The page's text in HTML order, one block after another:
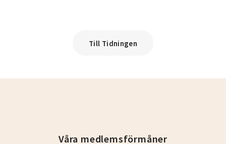
Till Tidningen
Våra medlemsförmåner